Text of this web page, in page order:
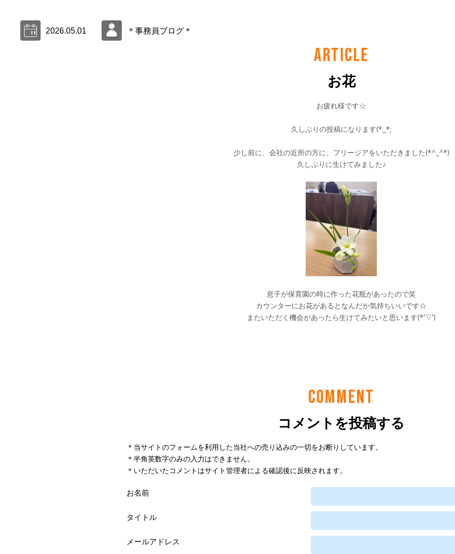
2026.05.01 ＊事務員ブログ＊
ARTICLE
お花
COMMENT
コメントを投稿する
＊当サイトのフォームを利用した当社への売り込みの一切をお断りしています。
＊半角英数字のみの入力はできません。
＊いただいたコメントはサイト管理者による確認後に反映されます。
お名前
タイトル
メールアドレス